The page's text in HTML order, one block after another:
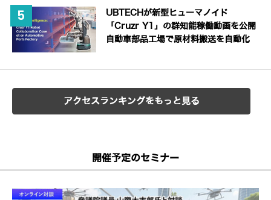
UBTECHが新型ヒューマノイド
「Cruzr Y1」の群知能稼働動画を公開
自動車部品工場で原材料搬送を自動化
アクセスランキングをもっと見る
開催予定のセミナー